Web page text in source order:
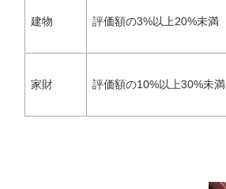
建物 評価額の3%以上20%未満
家財 評価額の10%以上30%未満